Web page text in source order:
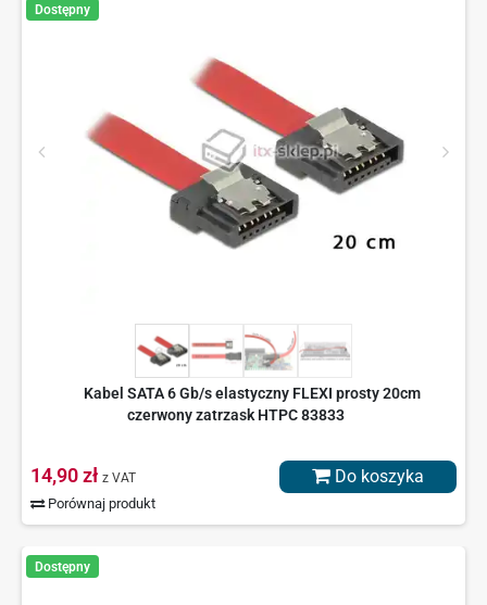
Dostępny
Kabel SATA 6 Gb/s elastyczny FLEXI prosty 20cm
czerwony zatrzask HTPC 83833
14,90 zł z VAT
Porównaj produkt
Do koszyka
Dostępny